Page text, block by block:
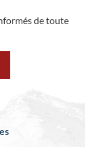
de toute